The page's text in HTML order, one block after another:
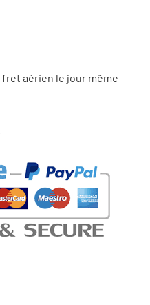
aérien le jour même